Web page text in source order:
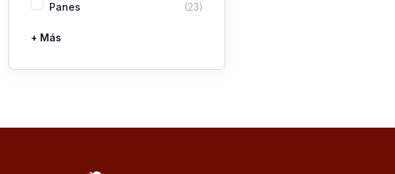
Panes (23)
Pastas
Picaderas
Sazones y Salsas
Vegetales
+ Más